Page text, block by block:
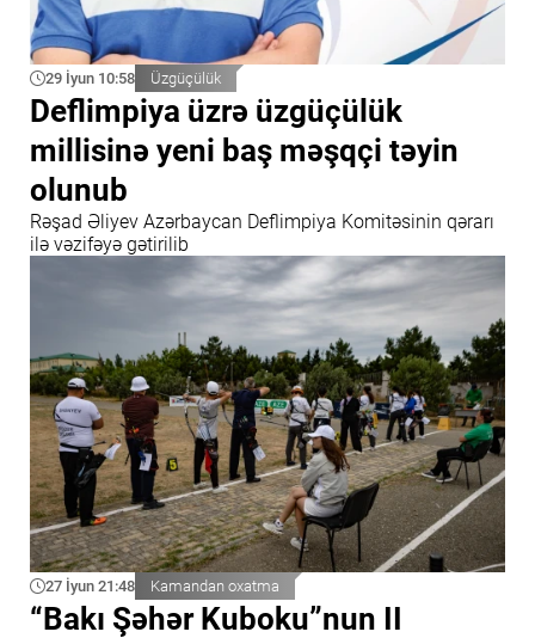
29 İyun 10:58 Üzgüçülük
Deflimpiya üzrə üzgüçülük
millisinə yeni baş məşqçi təyin
olunub
Rəşad Əliyev Azərbaycan Deflimpiya Komitəsinin qərarı
ilə vəzifəyə gətirilib
27 İyun 21:48 Kamandan oxatma
“Bakı Şəhər Kuboku”nun II